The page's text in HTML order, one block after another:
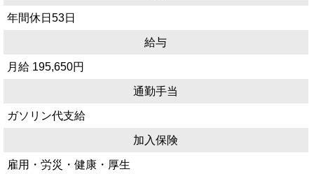
年間休日53日
給与
月給 195,650円
通勤手当
ガソリン代支給
加入保険
雇用・労災・健康・厚生